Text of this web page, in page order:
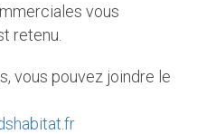
vous
retenu.
vous pouvez joindre le